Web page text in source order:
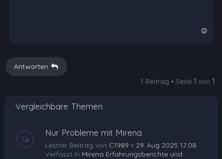
b
Antworten
1 Beitrag • Seite 1 von 1
Vergleichbare Themen
Nur Probleme mit Mirena
Letzter Beitrag von C1989 « 29. Aug 2025 17:08
Verfasst in Mirena Erfahrungsberichte und